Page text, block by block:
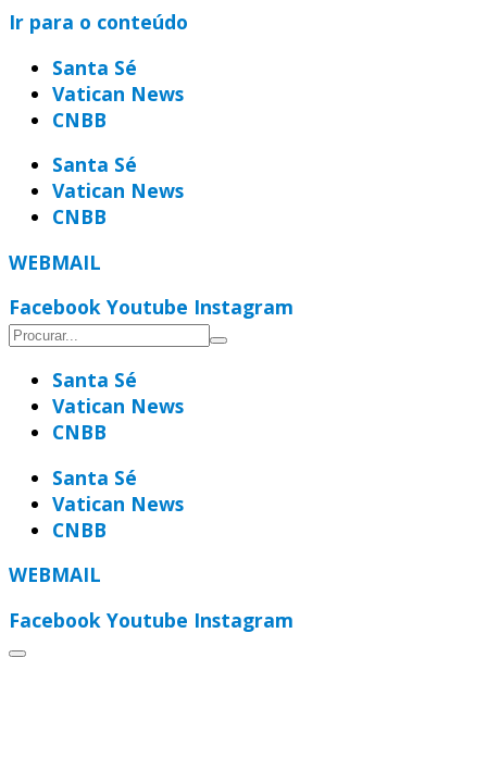
Ir para o conteúdo
Santa Sé
Vatican News
CNBB
Santa Sé
Vatican News
CNBB
WEBMAIL
Facebook Youtube Instagram
Santa Sé
Vatican News
CNBB
Santa Sé
Vatican News
CNBB
WEBMAIL
Facebook Youtube Instagram